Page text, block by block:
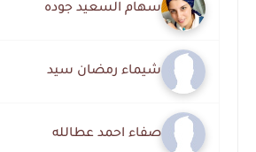
سهام السعيد جوده
شيماء رمضان سيد
صفاء احمد عطالله